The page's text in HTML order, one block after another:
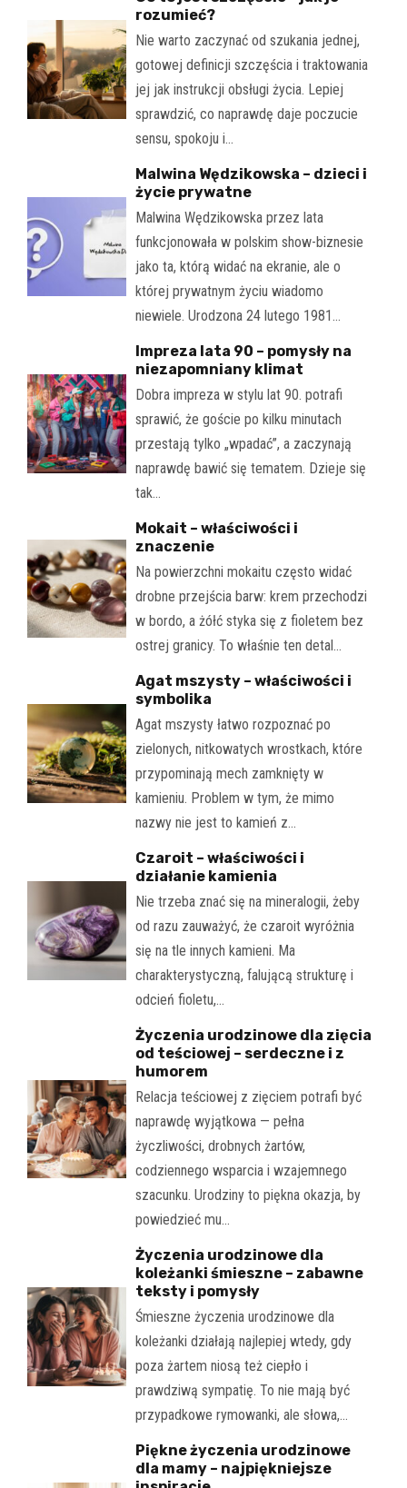
rozumieć?
Nie warto zaczynać od szukania jednej,
gotowej definicji szczęścia i traktowania
jej jak instrukcji obsługi życia. Lepiej
sprawdzić, co naprawdę daje poczucie
sensu, spokoju i…
Malwina Wędzikowska – dzieci i
życie prywatne
Malwina Wędzikowska przez lata
funkcjonowała w polskim show-biznesie
jako ta, którą widać na ekranie, ale o
której prywatnym życiu wiadomo
niewiele. Urodzona 24 lutego 1981…
Impreza lata 90 – pomysły na
niezapomniany klimat
Dobra impreza w stylu lat 90. potrafi
sprawić, że goście po kilku minutach
przestają tylko „wpadać”, a zaczynają
naprawdę bawić się tematem. Dzieje się
tak…
Mokait – właściwości i
znaczenie
Na powierzchni mokaitu często widać
drobne przejścia barw: krem przechodzi
w bordo, a żółć styka się z fioletem bez
ostrej granicy. To właśnie ten detal…
Agat mszysty – właściwości i
symbolika
Agat mszysty łatwo rozpoznać po
zielonych, nitkowatych wrostkach, które
przypominają mech zamknięty w
kamieniu. Problem w tym, że mimo
nazwy nie jest to kamień z…
Czaroit – właściwości i
działanie kamienia
Nie trzeba znać się na mineralogii, żeby
od razu zauważyć, że czaroit wyróżnia
się na tle innych kamieni. Ma
charakterystyczną, falującą strukturę i
odcień fioletu,…
Życzenia urodzinowe dla zięcia
od teściowej – serdeczne i z
humorem
Relacja teściowej z zięciem potrafi być
naprawdę wyjątkowa — pełna
życzliwości, drobnych żartów,
codziennego wsparcia i wzajemnego
szacunku. Urodziny to piękna okazja, by
powiedzieć mu…
Życzenia urodzinowe dla
koleżanki śmieszne – zabawne
teksty i pomysły
Śmieszne życzenia urodzinowe dla
koleżanki działają najlepiej wtedy, gdy
poza żartem niosą też ciepło i
prawdziwą sympatię. To nie mają być
przypadkowe rymowanki, ale słowa,…
Piękne życzenia urodzinowe
dla mamy – najpiękniejsze